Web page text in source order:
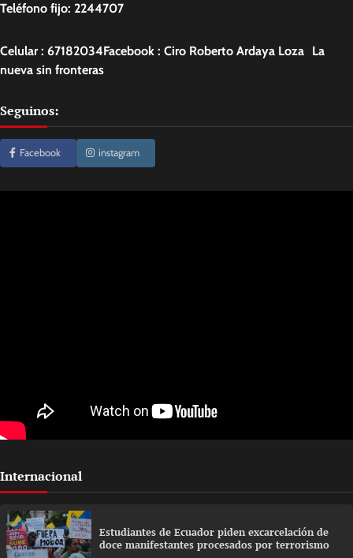
Teléfono fijo: 2244707
Celular : 67182034Facebook : Ciro Roberto Ardaya Loza La
nueva sin fronteras
Seguinos:
Facebook instagram
Internacional
Estudiantes de Ecuador piden excarcelación de
doce manifestantes procesados por terrorismo